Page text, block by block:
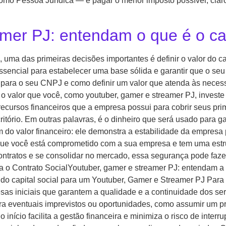
PJ: entendam o que é o
das primeiras decisões importantes é definir o valor do
para estabelecer uma base sólida e garantir que o
o seu CNPJ e como definir um valor que atenda às
valor que você, como youtuber, gamer e streamer PJ,
financeiros que a empresa possui para cobrir seus
Em outras palavras, é o dinheiro que será usado para
do valor financeiro: ele demonstra a estabilidade da
você está comprometido com a sua empresa e tem uma
e se consolidar no mercado, essa segurança pode
o Contrato SocialYoutuber, gamer e streamer PJ: entendam
capital social para um Youtuber, Gamer e Streamer PJ
iniciais que garantem a qualidade e a continuidade dos
eventuais imprevistos ou oportunidades, como assumir um
início facilita a gestão financeira e minimiza o risco de